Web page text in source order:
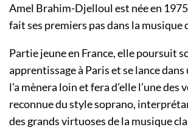
Amel Brahim-Djelloul est née en
fait ses premiers pas dans la musique
Partie jeune en France, elle poursuit
apprentissage à Paris et se lance
l’a mènera loin et fera d’elle l’une des
reconnue du style soprano,
des grands virtuoses de la musique